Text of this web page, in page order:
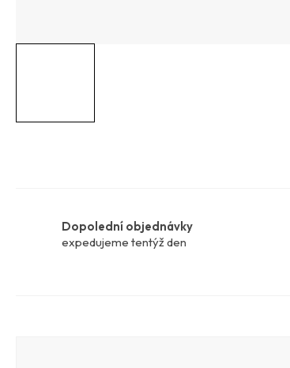
Dopolední objednávky
expedujeme tentýž den